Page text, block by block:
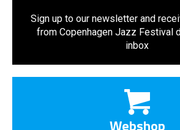
Sign up to our newsletter and
from Copenhagen Jazz Festival
inbox
Webshop